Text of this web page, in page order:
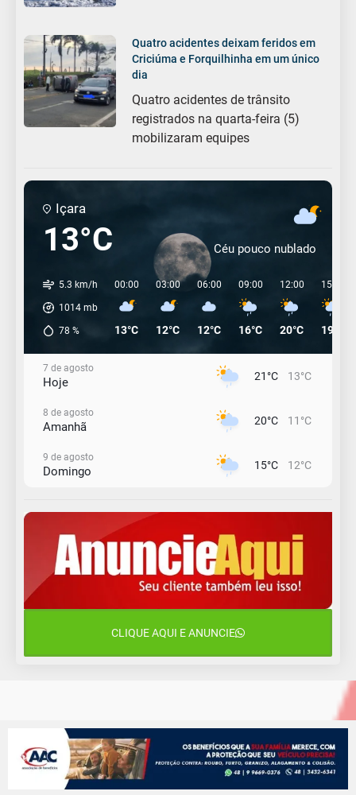
Quatro acidentes deixam feridos em
Criciúma e Forquilhinha em um único
dia
Quatro acidentes de trânsito
registrados na quarta-feira (5)
mobilizaram equipes
Içara
13°C Céu pouco nublado
5.3 km/h
1014 mb
78 %
00:00
13°C
03:00
12°C
06:00
12°C
09:00
16°C
12:00
20°C
15:00
19°C
7 de agosto
Hoje 21°C 13°C
8 de agosto
Amanhã 20°C 11°C
9 de agosto
Domingo 15°C 12°C
Segunda-Feira 14°C 10°C
11 de agosto
Terça-Feira
CLIQUE AQUI E ANUNCIE